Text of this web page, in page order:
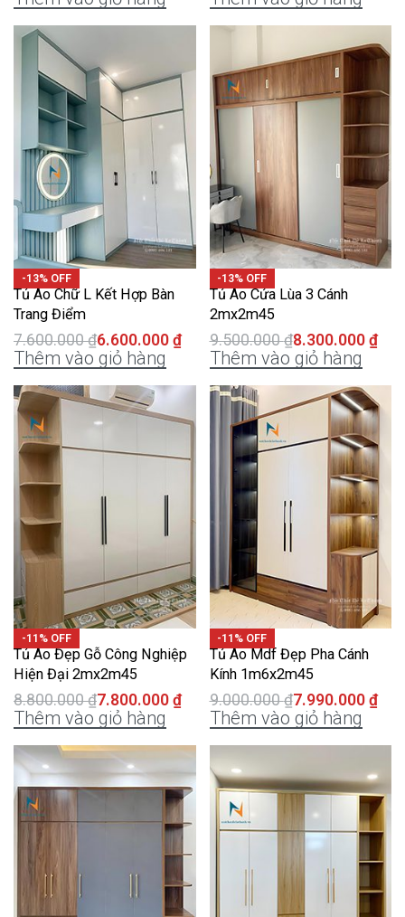
-13% OFF
Tủ Áo Chữ L Kết Hợp Bàn
Trang Điểm
7.600.000₫6.600.000 ₫
Thêm vào giỏ hàng
-13% OFF
Tủ Áo Cửa Lùa 3 Cánh
2mx2m45
9.500.000₫8.300.000 ₫
Thêm vào giỏ hàng
-11% OFF
Tủ Áo Đẹp Gỗ Công Nghiệp
Hiện Đại 2mx2m45
8.800.000₫7.800.000 ₫
Thêm vào giỏ hàng
-11% OFF
Tủ Áo Mdf Đẹp Pha Cánh
Kính 1m6x2m45
9.000.000₫7.990.000 ₫
Thêm vào giỏ hàng